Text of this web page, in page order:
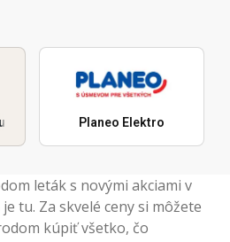
Planeo Elektro
leták s novými akciami v
tu. Za skvelé ceny si môžete
kúpiť všetko, čo